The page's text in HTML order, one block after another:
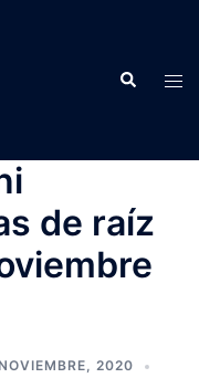
Buscar
de raíz
2020